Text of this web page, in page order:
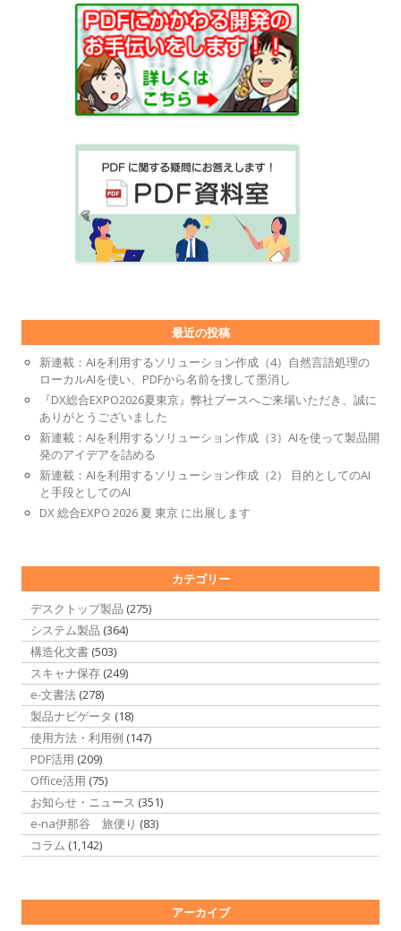
最近の投稿
新連載：AIを利用するソリューション作成（4）自然言語処理の
ローカルAIを使い、PDFから名前を捜して墨消し
『DX総合EXPO2026夏東京』弊社ブースへご来場いただき、誠に
ありがとうございました
新連載：AIを利用するソリューション作成（3）AIを使って製品開
発のアイデアを詰める
新連載：AIを利用するソリューション作成（2） 目的としてのAI
と手段としてのAI
DX 総合EXPO 2026 夏 東京 に出展します
カテゴリー
デスクトップ製品 (275)
システム製品 (364)
構造化文書 (503)
スキャナ保存 (249)
e-文書法 (278)
製品ナビゲータ (18)
使用方法・利用例 (147)
PDF活用 (209)
Office活用 (75)
お知らせ・ニュース (351)
e-na伊那谷 旅便り (83)
コラム (1,142)
アーカイブ